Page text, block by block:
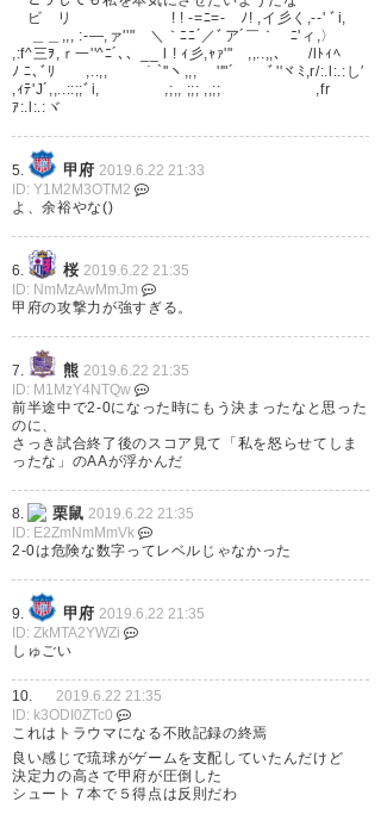
2-5甲府、前半と全く違う試合に
なった。ヴァンフォーレ後半全
く別のチームのなり圧倒の5点奪
取勝利。いやもう凄い！！よく
やったーーーー！！ #vfk
— OLIVEきんきち（オリーベき
んきち） (olivekinkichi)
月 22
５得点！ あの前半からこの後半
って。遠征の皆様ありがとうご
ざいました☺️ #vfk
— ようこ (yoko1228)2019, 6月
22
前半は、ハラハラしたけど 後
半、大爆発 おめでとう🎉 勝ち点
３ ありがとう🤗 #vfk #熱くな
れhttps://t.co/OQoOnXNlqK
ビ リ ! ! -=ﾆ=- ﾉ! ,イ彡く,-‐' ﾞi,
＿＿,,, :-―,ァ''" ＼｀ﾆﾆ´／ﾞア´￣｀ゝﾆ'ィ,〉
,:f^三ｦ,ｒ一''^ﾆ´､、__ l ! ｨ彡,ｬｧ'" ,,..,,、 /lﾄｨﾍ
ﾉ ﾆ､ﾞﾘ ,..,, ｀`''ヽ,,, ''"´ ﾞ''ヾﾐ,r/:.l:.:し′
,ｨﾃ'J´,,..::;;ﾞi, ,;,, ;;; ,,;; ,fr
ｱ:.l:.:ヾ
5. 甲府 2019.6.22 21:33
ID: Y1M2M3OTM2
よ、余裕やな()
6. 桜 2019.6.22 21:35
ID: NmMzAwMmJm
甲府の攻撃力が強すぎる。
7. 熊 2019.6.22 21:35
ID: M1MzY4NTQw
前半途中で2-0になった時にもう決まったなと思った
のに、
さっき試合終了後のスコア見て「私を怒らせてしま
ったな」のAAが浮かんだ
8. 栗鼠 2019.6.22 21:35
ID: E2ZmNmMmVk
2-0は危険な数字ってレベルじゃなかった
9. 甲府 2019.6.22 21:35
ID: ZkMTA2YWZi
しゅごい
10.
2019.6.22 21:35
ID: k3ODI0ZTc0
これはトラウマになる不敗記録の終焉
良い感じで琉球がゲームを支配していたんだけど
決定力の高さで甲府が圧倒した
シュート７本で５得点は反則だわ